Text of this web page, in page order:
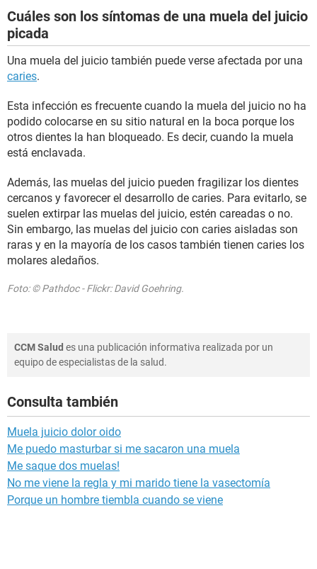
Cuáles son los síntomas de una muela del juicio
picada
Una muela del juicio también puede verse afectada por una
caries.
Esta infección es frecuente cuando la muela del juicio no ha
podido colocarse en su sitio natural en la boca porque los
otros dientes la han bloqueado. Es decir, cuando la muela
está enclavada.
Además, las muelas del juicio pueden fragilizar los dientes
cercanos y favorecer el desarrollo de caries. Para evitarlo, se
suelen extirpar las muelas del juicio, estén careadas o no.
Sin embargo, las muelas del juicio con caries aisladas son
raras y en la mayoría de los casos también tienen caries los
molares aledaños.
Foto: © Pathdoc - Flickr: David Goehring.
CCM Salud es una publicación informativa realizada por un
equipo de especialistas de la salud.
Consulta también
Muela juicio dolor oido
Me puedo masturbar si me sacaron una muela
Me saque dos muelas!
No me viene la regla y mi marido tiene la vasectomía
Porque un hombre tiembla cuando se viene